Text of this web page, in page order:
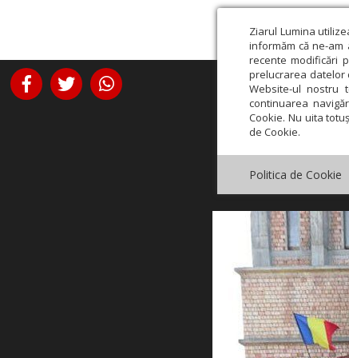
Ziarul Lumina
informăm că ne-
recente modificări
prelucrarea datelor
Website-ul nostru
continuarea
Cookie. Nu uita
de Cookie.
Politica de Cookie